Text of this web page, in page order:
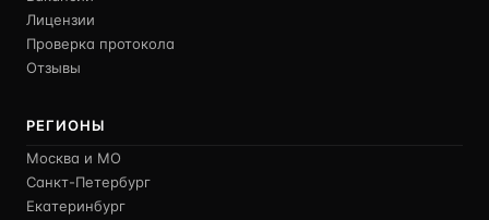
Лицензии
Проверка протокола
Отзывы
РЕГИОНЫ
Москва и МО
Санкт-Петербург
Екатеринбург